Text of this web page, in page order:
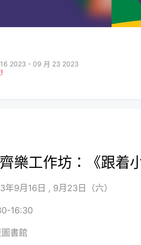
2023 - 09 月 23 2023
樂工作坊：《跟着
年9月16日 , 9月23日（六）
16:30
書館